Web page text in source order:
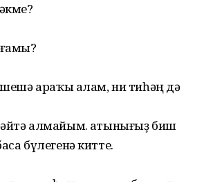
араҡы алам, ни тиһәң дә
алмайым. Ҡатынығыҙ биш
бүлегенә китте.